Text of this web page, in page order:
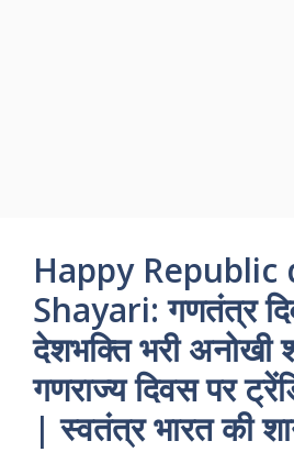
Happy Republic
Shayari: गणतंत्र
देशभक्ति भरी अनोखी
गणराज्य दिवस पर
| स्वतंत्र भारत की